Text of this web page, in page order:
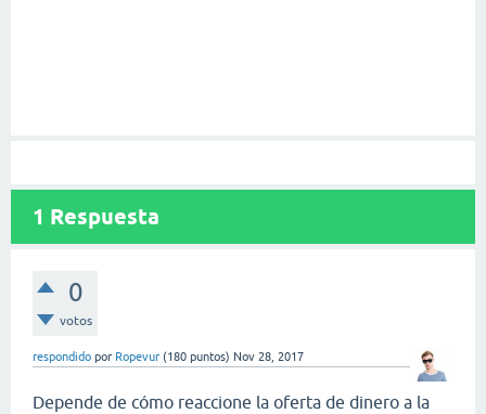
1 Respuesta
0
votos
respondido por Ropevur (180 puntos) Nov 28, 2017
Depende de cómo reaccione la oferta de dinero a la